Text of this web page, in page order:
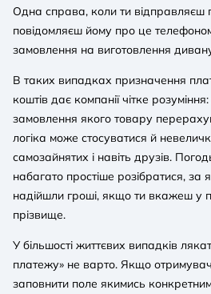
Одна справа, коли ти відправляєш
повідомляєш йому про це
замовлення на виготовлення
В таких випадках призначення
коштів дає компанії чітке
замовлення якого товару
логіка може стосуватися й
самозайнятих і навіть друзів.
набагато простіше розібратися, за
надійшли гроші, якщо ти вкажеш у
прізвище.
У більшості життєвих випадків
платежу» не варто. Якщо
заповнити поле якимись